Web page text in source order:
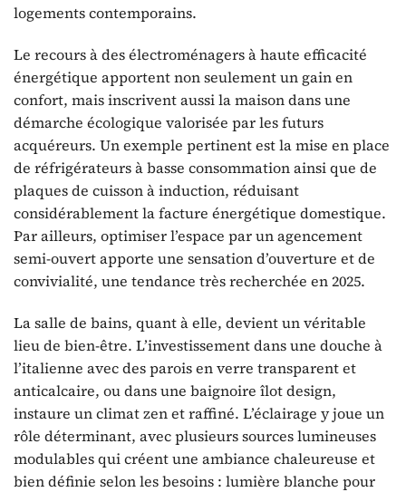
logements contemporains.
Le recours à des électroménagers à haute efficacité
énergétique apportent non seulement un gain en
confort, mais inscrivent aussi la maison dans une
démarche écologique valorisée par les futurs
acquéreurs. Un exemple pertinent est la mise en place
de réfrigérateurs à basse consommation ainsi que de
plaques de cuisson à induction, réduisant
considérablement la facture énergétique domestique.
Par ailleurs, optimiser l’espace par un agencement
semi-ouvert apporte une sensation d’ouverture et de
convivialité, une tendance très recherchée en 2025.
La salle de bains, quant à elle, devient un véritable
lieu de bien-être. L’investissement dans une douche à
l’italienne avec des parois en verre transparent et
anticalcaire, ou dans une baignoire îlot design,
instaure un climat zen et raffiné. L’éclairage y joue un
rôle déterminant, avec plusieurs sources lumineuses
modulables qui créent une ambiance chaleureuse et
bien définie selon les besoins : lumière blanche pour